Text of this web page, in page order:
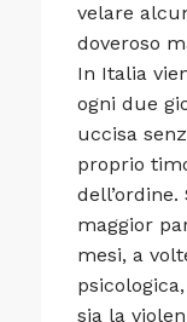
velare
doveroso
In Italia
ogni due
uccisa
proprio
maggior
mesi, a
sia la